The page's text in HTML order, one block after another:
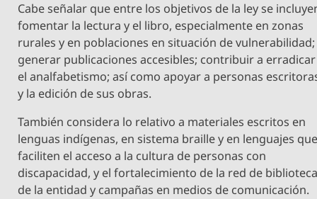
Cabe señalar que entre los objetivos de la ley se
fomentar la lectura y el libro, especialmente en zonas
rurales y en poblaciones en situación de vulnerabilidad;
generar publicaciones accesibles; contribuir a erradicar
el analfabetismo; así como apoyar a personas
y la edición de sus obras.
También considera lo relativo a materiales escritos en
lenguas indígenas, en sistema braille y en lenguajes
faciliten el acceso a la cultura de personas con
discapacidad, y el fortalecimiento de la red de
de la entidad y campañas en medios de comunicación.